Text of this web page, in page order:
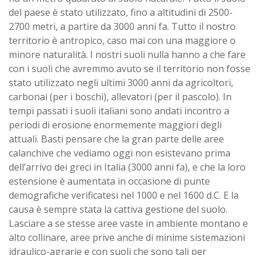
del paese è stato utilizzato, fino a altitudini di 2500-
2700 metri, a partire da 3000 anni fa. Tutto il nostro
territorio è antropico, caso mai con una maggiore o
minore naturalità. I nostri suoli nulla hanno a che fare
con i suoli che avremmo avuto se il territorio non fosse
stato utilizzato negli ultimi 3000 anni da agricoltori,
carbonai (per i boschi), allevatori (per il pascolo). In
tempi passati i suoli italiani sono andati incontro a
periodi di erosione enormemente maggiori degli
attuali. Basti pensare che la gran parte delle aree
calanchive che vediamo oggi non esistevano prima
dell’arrivo dei greci in Italia (3000 anni fa), e che la loro
estensione è aumentata in occasione di punte
demografiche verificatesi nel 1000 e nel 1600 d.C. E la
causa è sempre stata la cattiva gestione del suolo.
Lasciare a se stesse aree vaste in ambiente montano e
alto collinare, aree prive anche di minime sistemazioni
idraulico-agrarie e con suoli che sono tali per